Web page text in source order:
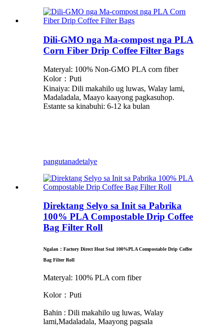
Dili-GMO nga Ma-compost nga PLA
Corn Fiber Drip Coffee Filter Bags
Materyal: 100% Non-GMO PLA corn fiber
Kolor：Puti
Kinaiya: Dili makahilo ug luwas, Walay lami,
Madaladala, Maayo kaayong pagkasuhop.
Estante sa kinabuhi: 6-12 ka bulan
pangutanadetalye
Direktang Selyo sa Init sa Pabrika
100% PLA Compostable Drip Coffee
Bag Filter Roll
Ngalan：Factory Direct Heat Seal 100%PLA Compostable Drip Coffee
Bag Filter Roll
Materyal: 100% PLA corn fiber
Kolor：Puti
Bahin : Dili makahilo ug luwas, Walay
lami,Madaladala, Maayong pagsala